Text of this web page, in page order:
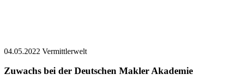
04.05.2022 Vermittlerwelt
Zuwachs bei der Deutschen Makler Akademie